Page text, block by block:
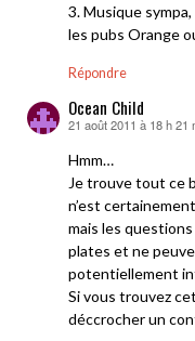
3. Musique
les pubs Orange
Répondre
Ocean Child
dit :
21 août 2011 à 18 h 21
Hmm…
Je trouve tout ce
n’est
mais les
plates et ne
potentiellement
Si vous trouvez
déccrocher un